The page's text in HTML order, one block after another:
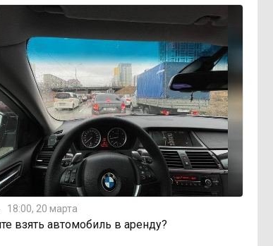
18:00, 20 марта
взять автомобиль в аренду?